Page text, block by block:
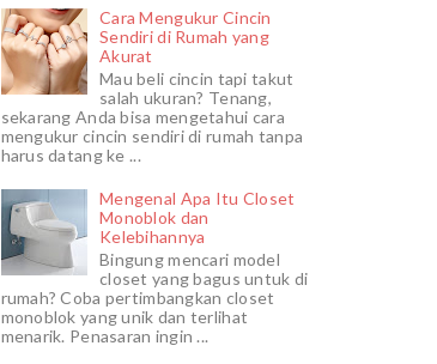
Cara Mengukur Cincin
Sendiri di Rumah yang
Akurat
Mau beli cincin tapi takut
salah ukuran? Tenang,
sekarang Anda bisa mengetahui cara
mengukur cincin sendiri di rumah tanpa
harus datang ke ...
Mengenal Apa Itu Closet
Monoblok dan
Kelebihannya
Bingung mencari model
closet yang bagus untuk di
rumah? Coba pertimbangkan closet
monoblok yang unik dan terlihat
menarik. Penasaran ingin ...